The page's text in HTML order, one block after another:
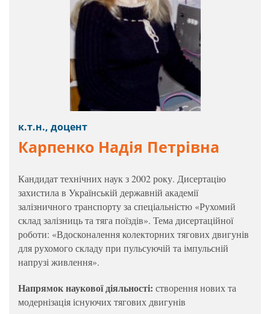
к.т.н., доцент
Карпенко Надія Петрівна
Кандидат технічних наук з 2002 року. Дисертацію
захистила в Українській державній академії
залізничного транспорту за спеціальністю «Рухомий
склад залізниць та тяга поїздів». Тема дисертаційної
роботи: «Вдосконалення колекторних тягових двигунів
для рухомого складу при пульсуючій та імпульсній
напрузі живлення».
Напрямок наукової діяльності: створення нових та
модернізація існуючих тягових двигунів